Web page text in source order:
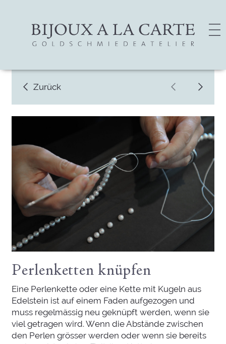
Zurück
Perlenketten knüpfen
Eine Perlenkette oder eine Kette mit Kugeln aus
Edelstein ist auf einem Faden aufgezogen und
muss regelmässig neu geknüpft werden, wenn sie
viel getragen wird. Wenn die Abstände zwischen
den Perlen grösser werden oder wenn sie bereits